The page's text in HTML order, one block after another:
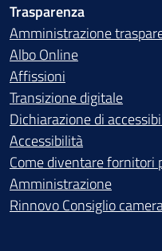
Trasparenza
Amministrazione
Albo Online
Affissioni
Transizione digitale
Dichiarazione di
Accessibilità
Come diventare fornitori
Amministrazione
Rinnovo Consiglio